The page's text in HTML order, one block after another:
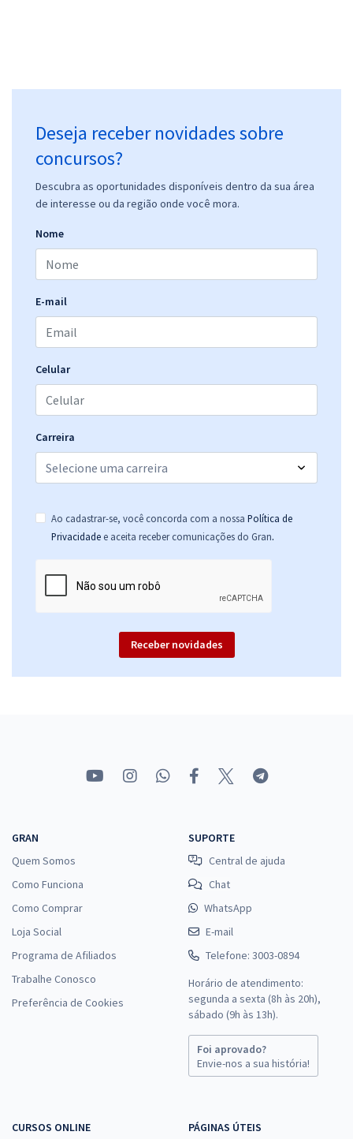
Deseja receber novidades sobre
concursos?
Descubra as oportunidades disponíveis dentro da sua área
de interesse ou da região onde você mora.
Nome
E-mail
Celular
Carreira
Ao cadastrar-se, você concorda com a nossa Política de
Privacidade e aceita receber comunicações do Gran.
Receber novidades
GRAN
Quem Somos
Como Funciona
Como Comprar
Loja Social
Programa de Afiliados
Trabalhe Conosco
Preferência de Cookies
SUPORTE
Central de ajuda
Chat
WhatsApp
E-mail
Telefone: 3003-0894
Horário de atendimento:
segunda a sexta (8h às 20h),
sábado (9h às 13h).
Foi aprovado?
Envie-nos a sua história!
CURSOS ONLINE PÁGINAS ÚTEIS